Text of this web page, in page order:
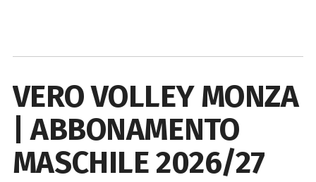
VERO VOLLEY MONZA
| ABBONAMENTO
MASCHILE 2026/27